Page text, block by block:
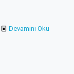
Devamını Oku